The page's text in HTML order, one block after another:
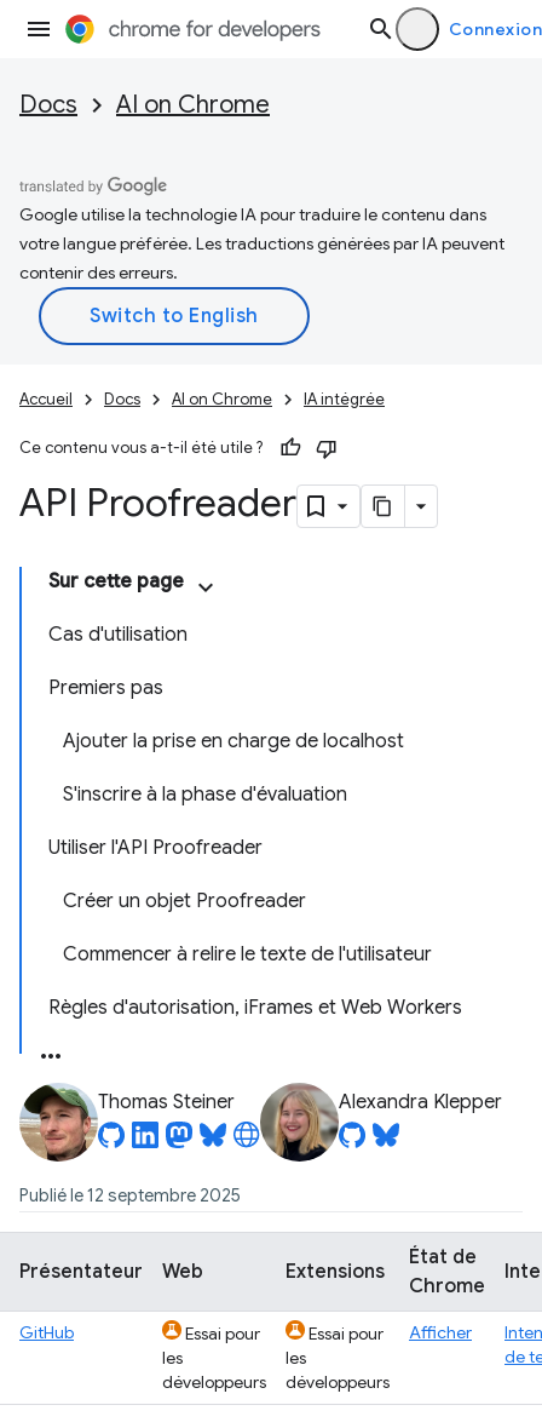
Connexion
Docs AI on Chrome
Google utilise la technologie IA pour traduire le contenu dans
votre langue préférée. Les traductions générées par IA peuvent
contenir des erreurs.
Accueil Docs AI on Chrome IA intégrée
Ce contenu vous a-t-il été utile ?
API Proofreader
Sur cette page
Cas d'utilisation
Premiers pas
Ajouter la prise en charge de localhost
S'inscrire à la phase d'évaluation
Utiliser l'API Proofreader
Créer un objet Proofreader
Commencer à relire le texte de l'utilisateur
Règles d'autorisation, iFrames et Web Workers
Thomas Steiner Alexandra Klepper
Publié le 12 septembre 2025
Présentateur Web Extensions
État de
Chrome
GitHub
Essai pour
les
développeurs
Essai pour
les
développeurs
Afficher
de